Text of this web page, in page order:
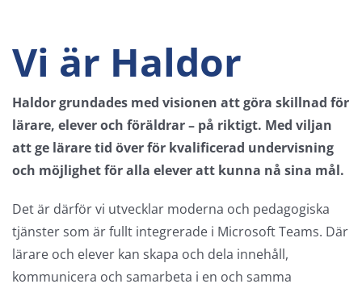
Vi är Haldor
Haldor grundades med visionen att göra skillnad för
lärare, elever och föräldrar – på riktigt. Med viljan
att ge lärare tid över för kvalificerad undervisning
och möjlighet för alla elever att kunna nå sina mål.
Det är därför vi utvecklar moderna och pedagogiska
tjänster som är fullt integrerade i Microsoft Teams. Där
lärare och elever kan skapa och dela innehåll,
kommunicera och samarbeta i en och samma